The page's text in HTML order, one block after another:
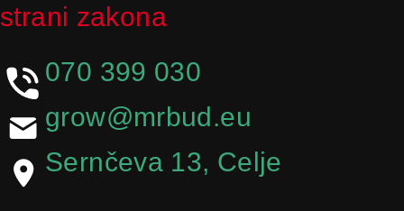
strani zakona
070 399 030
grow@mrbud.eu
Sernčeva 13, Celje